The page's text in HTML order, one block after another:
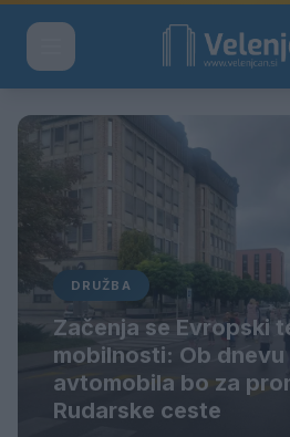
DRUŽBA
Začenja se Evropski
mobilnosti: Ob dnevu
avtomobila bo za
Rudarske ceste